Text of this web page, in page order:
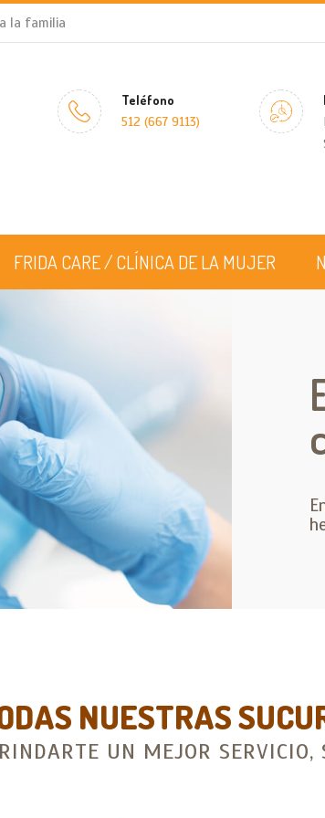
la familia
Teléfono
512 (667 9113)
FRIDA CARE / CLÍNICA DE LA MUJER
NUESTRAS
UN MEJOR SERVICIO,